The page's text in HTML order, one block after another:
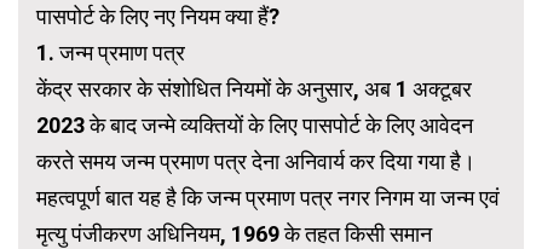
पासपोर्ट के लिए नए नियम क्या हैं?
1. जन्म प्रमाण पत्र
केंद्र सरकार के संशोधित नियमों के अनुसार, अब 1 अक्टूबर
2023 के बाद जन्मे व्यक्तियों के लिए पासपोर्ट के लिए आवेदन
करते समय जन्म प्रमाण पत्र देना अनिवार्य कर दिया गया है।
महत्वपूर्ण बात यह है कि जन्म प्रमाण पत्र नगर निगम या जन्म एवं
मृत्यु पंजीकरण अधिनियम, 1969 के तहत किसी समान